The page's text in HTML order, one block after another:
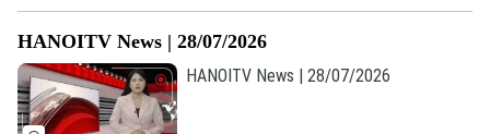
HANOITV News | 28/07/2026
HANOITV News | 28/07/2026